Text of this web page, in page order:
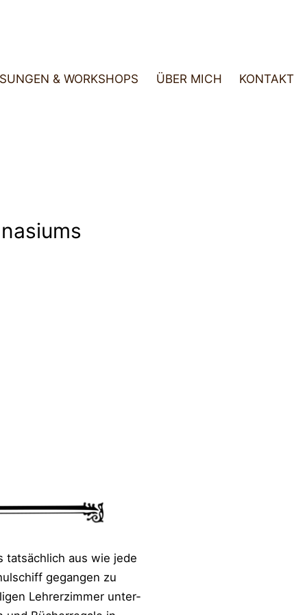
& WORK­SHOPS ÜBER MICH KON­TAKT
tat­säch­lich aus wie jede
gegan­gen zu
Leh­rer­zim­mer unter­